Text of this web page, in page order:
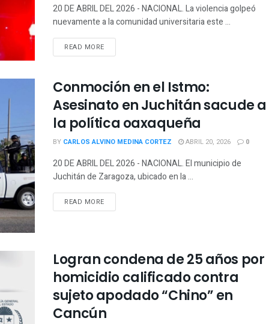
20 DE ABRIL DEL 2026 - NACIONAL. La violencia golpeó
nuevamente a la comunidad universitaria este ...
READ MORE
Conmoción en el Istmo:
Asesinato en Juchitán sacude a
la política oaxaqueña
BY CARLOS ALVINO MEDINA CORTEZ ABRIL 20, 2026 0
20 DE ABRIL DEL 2026 - NACIONAL. El municipio de
Juchitán de Zaragoza, ubicado en la ...
READ MORE
Logran condena de 25 años por
homicidio calificado contra
sujeto apodado “Chino” en
Cancún